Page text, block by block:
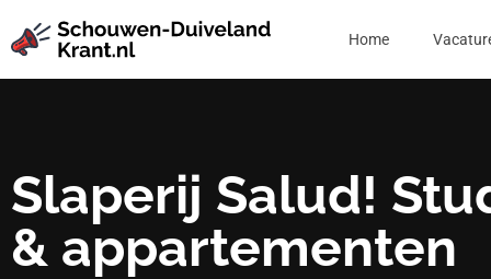
Home
Slaperij Salud!
& appartementen